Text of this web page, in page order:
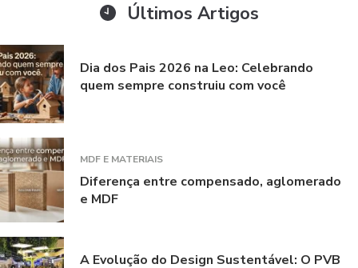
Últimos Artigos
Dia dos Pais 2026 na Leo: Celebrando
quem sempre construiu com você
MDF E MATERIAIS
Diferença entre compensado, aglomerado
e MDF
A Evolução do Design Sustentável: O PVB